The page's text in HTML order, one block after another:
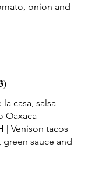
onion and
casa, salsa
Oaxaca
| Venison tacos
sauce and